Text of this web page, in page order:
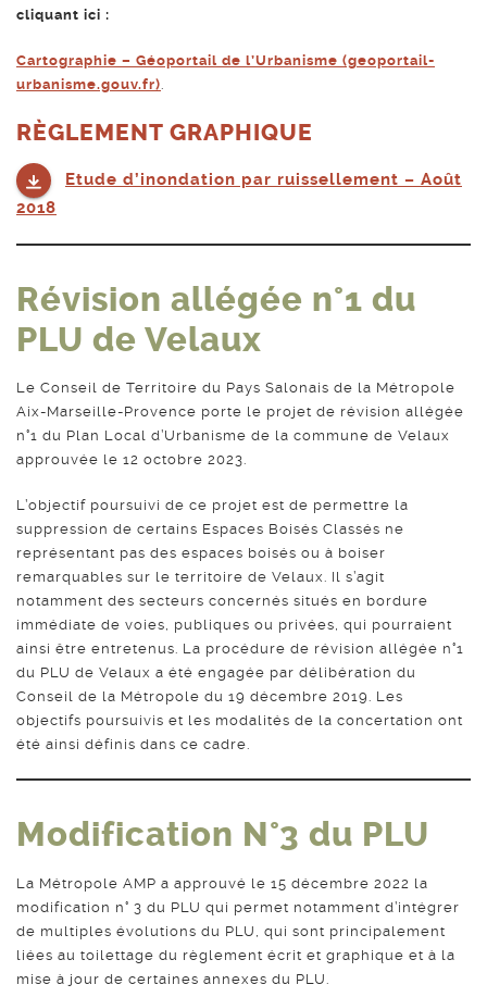
cliquant ici :
Cartographie – Géoportail de l’Urbanisme (geoportail-
urbanisme.gouv.fr).
RÈGLEMENT GRAPHIQUE
Etude d’inondation par ruissellement – Août
2018
Révision allégée n°1 du
PLU de Velaux
Le Conseil de Territoire du Pays Salonais de la Métropole
Aix-Marseille-Provence porte le projet de révision allégée
n°1 du Plan Local d’Urbanisme de la commune de Velaux
approuvée le 12 octobre 2023.
L’objectif poursuivi de ce projet est de permettre la
suppression de certains Espaces Boisés Classés ne
représentant pas des espaces boisés ou à boiser
remarquables sur le territoire de Velaux. Il s’agit
notamment des secteurs concernés situés en bordure
immédiate de voies, publiques ou privées, qui pourraient
ainsi être entretenus. La procédure de révision allégée n°1
du PLU de Velaux a été engagée par délibération du
Conseil de la Métropole du 19 décembre 2019. Les
objectifs poursuivis et les modalités de la concertation ont
été ainsi définis dans ce cadre.
Modification N°3 du PLU
La Métropole AMP a approuvé le 15 décembre 2022 la
modification n° 3 du PLU qui permet notamment d’intégrer
de multiples évolutions du PLU, qui sont principalement
liées au toilettage du règlement écrit et graphique et à la
mise à jour de certaines annexes du PLU.